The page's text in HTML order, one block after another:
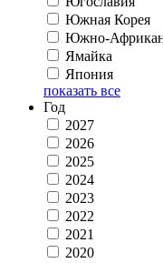
Южная Корея
Южно-
Ямайка
Япония
показать все
Год
2027
2026
2025
2024
2023
2022
2021
2020